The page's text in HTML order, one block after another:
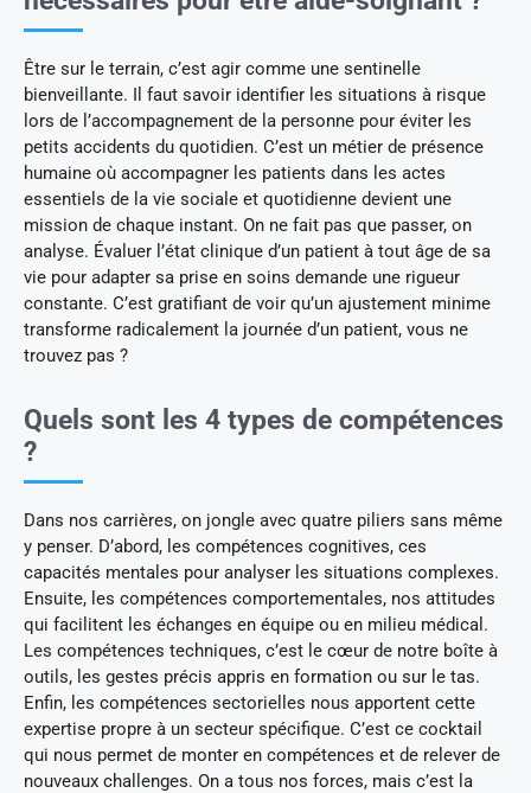
Être sur le terrain, c’est agir comme une sentinelle
bienveillante. Il faut savoir identifier les situations à risque
lors de l’accompagnement de la personne pour éviter les
petits accidents du quotidien. C’est un métier de présence
humaine où accompagner les patients dans les actes
essentiels de la vie sociale et quotidienne devient une
mission de chaque instant. On ne fait pas que passer, on
analyse. Évaluer l’état clinique d’un patient à tout âge de sa
vie pour adapter sa prise en soins demande une rigueur
constante. C’est gratifiant de voir qu’un ajustement minime
transforme radicalement la journée d’un patient, vous ne
trouvez pas ?
Quels sont les 4 types de compétences
?
Dans nos carrières, on jongle avec quatre piliers sans même
y penser. D’abord, les compétences cognitives, ces
capacités mentales pour analyser les situations complexes.
Ensuite, les compétences comportementales, nos attitudes
qui facilitent les échanges en équipe ou en milieu médical.
Les compétences techniques, c’est le cœur de notre boîte à
outils, les gestes précis appris en formation ou sur le tas.
Enfin, les compétences sectorielles nous apportent cette
expertise propre à un secteur spécifique. C’est ce cocktail
qui nous permet de monter en compétences et de relever de
nouveaux challenges. On a tous nos forces, mais c’est la